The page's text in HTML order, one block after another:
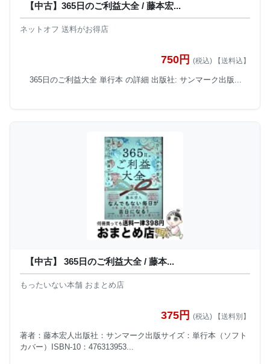
【中古】365日のご利益大全 / 藤本宏...
ネットオフ 送料がお得店
750円 (税込) 【送料込】
365日のご利益大全 単行本 の詳細 出版社: サンマーク出版...
【中古】 365日のご利益大全 / 藤本...
もったいない本舗 おまとめ店
375円 (税込) 【送料別】
著者：藤本宏人出版社：サンマーク出版サイズ：単行本（ソフト
カバー）ISBN-10：476313953...